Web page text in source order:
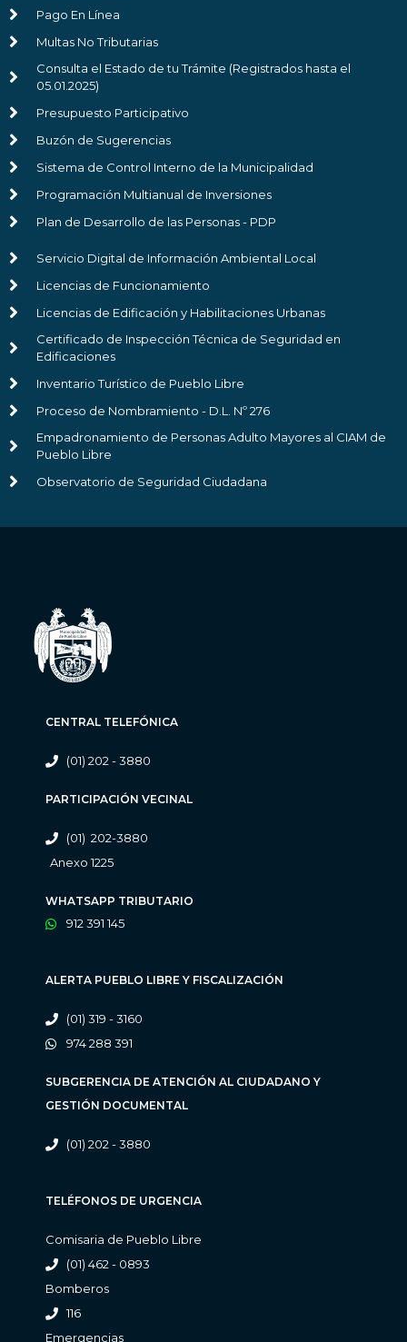
Pago En Línea
Multas No Tributarias
Consulta el Estado de tu Trámite (Registrados hasta el
05.01.2025)
Presupuesto Participativo
Buzón de Sugerencias
Sistema de Control Interno de la Municipalidad
Programación Multianual de Inversiones
Plan de Desarrollo de las Personas - PDP
Servicio Digital de Información Ambiental Local
Licencias de Funcionamiento
Licencias de Edificación y Habilitaciones Urbanas
Certificado de Inspección Técnica de Seguridad en
Edificaciones
Inventario Turístico de Pueblo Libre
Proceso de Nombramiento - D.L. Nº 276
Empadronamiento de Personas Adulto Mayores al CIAM de
Pueblo Libre
Observatorio de Seguridad Ciudadana
CENTRAL TELEFÓNICA
(01) 202 - 3880
PARTICIPACIÓN VECINAL
(01) 202-3880
Anexo 1225
WHATSAPP TRIBUTARIO
912 391 145
ALERTA PUEBLO LIBRE Y FISCALIZACIÓN
(01) 319 - 3160
974 288 391
SUBGERENCIA DE ATENCIÓN AL CIUDADANO Y
GESTIÓN DOCUMENTAL
(01) 202 - 3880
TELÉFONOS DE URGENCIA
Comisaria de Pueblo Libre
(01) 462 - 0893
Bomberos
116
Emergencias